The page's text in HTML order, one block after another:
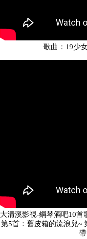
歌曲：19少
大清溪影視-鋼琴酒吧10首
第5首：舊皮箱的流浪兒~